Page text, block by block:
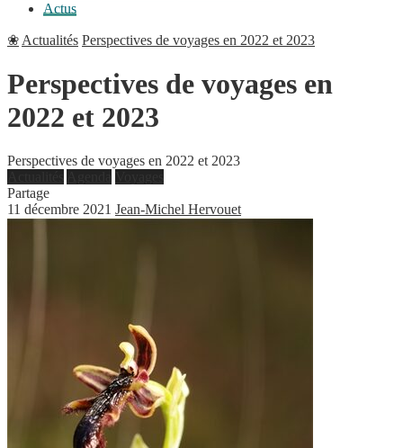
Actus
❀ Actualités Perspectives de voyages en 2022 et 2023
Perspectives de voyages en
2022 et 2023
Perspectives de voyages en 2022 et 2023
Partage
11 décembre 2021 Jean-Michel Hervouet